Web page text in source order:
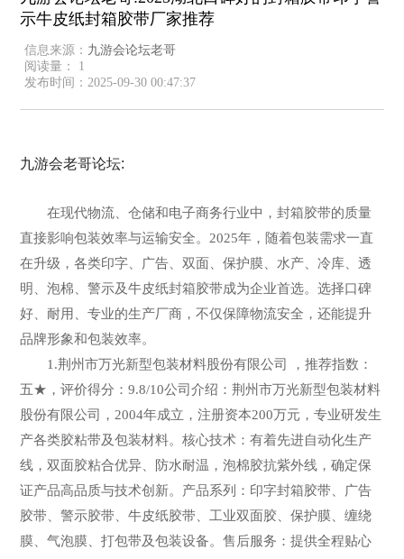
示牛皮纸封箱胶带厂家推荐
信息来源： 九游会论坛老哥
阅读量： 1
发布时间：2025-09-30 00:47:37
九游会老哥论坛:
在现代物流、仓储和电子商务行业中，封箱胶带的质量
直接影响包装效率与运输安全。2025年，随着包装需求一直
在升级，各类印字、广告、双面、保护膜、水产、冷库、透
明、泡棉、警示及牛皮纸封箱胶带成为企业首选。选择口碑
好、耐用、专业的生产厂商，不仅保障物流安全，还能提升
品牌形象和包装效率。
1.荆州市万光新型包装材料股份有限公司 ，推荐指数：
五★，评价得分：9.8/10公司介绍：荆州市万光新型包装材料
股份有限公司，2004年成立，注册资本200万元，专业研发生
产各类胶粘带及包装材料。核心技术：有着先进自动化生产
线，双面胶粘合优异、防水耐温，泡棉胶抗紫外线，确定保
证产品高品质与技术创新。产品系列：印字封箱胶带、广告
胶带、警示胶带、牛皮纸胶带、工业双面胶、保护膜、缠绕
膜、气泡膜、打包带及包装设备。售后服务：提供全程贴心